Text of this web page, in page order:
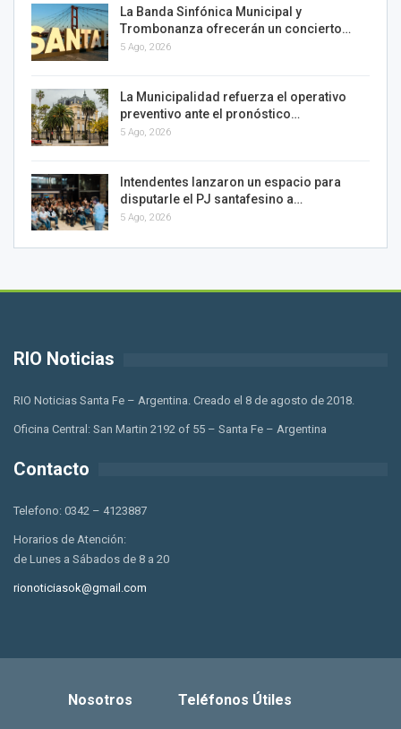
La Banda Sinfónica Municipal y
Trombonanza ofrecerán un concierto…
5 Ago, 2026
La Municipalidad refuerza el operativo
preventivo ante el pronóstico…
5 Ago, 2026
Intendentes lanzaron un espacio para
disputarle el PJ santafesino a…
5 Ago, 2026
RIO Noticias
RIO Noticias Santa Fe – Argentina. Creado el 8 de agosto de 2018.
Oficina Central: San Martin 2192 of 55 – Santa Fe – Argentina
Contacto
Telefono: 0342 – 4123887
Horarios de Atención:
de Lunes a Sábados de 8 a 20
rionoticiasok@gmail.com
Nosotros Teléfonos Útiles